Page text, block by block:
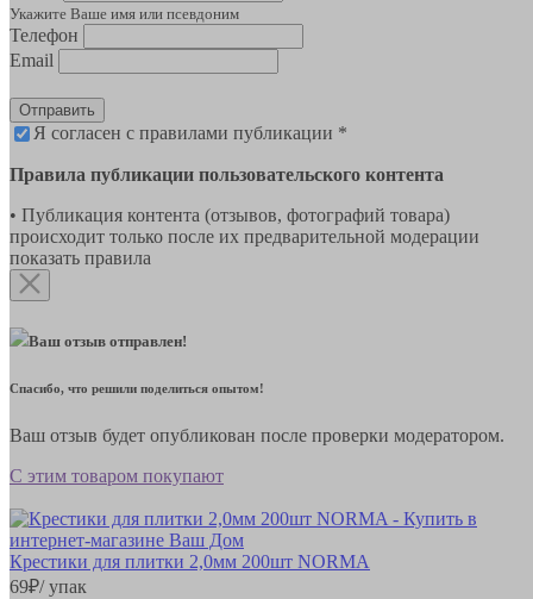
Укажите Ваше имя или псевдоним
Телефон
Email
Отправить
Я согласен с правилами публикации *
Правила публикации пользовательского контента
• Публикация контента (отзывов, фотографий товара)
происходит только после их предварительной модерации
показать правила
Ваш отзыв отправлен!
Спасибо, что решили поделиться опытом!
Ваш отзыв будет опубликован после проверки модератором.
С этим товаром покупают
Крестики для плитки 2,0мм 200шт NORMA
69₽/ упак